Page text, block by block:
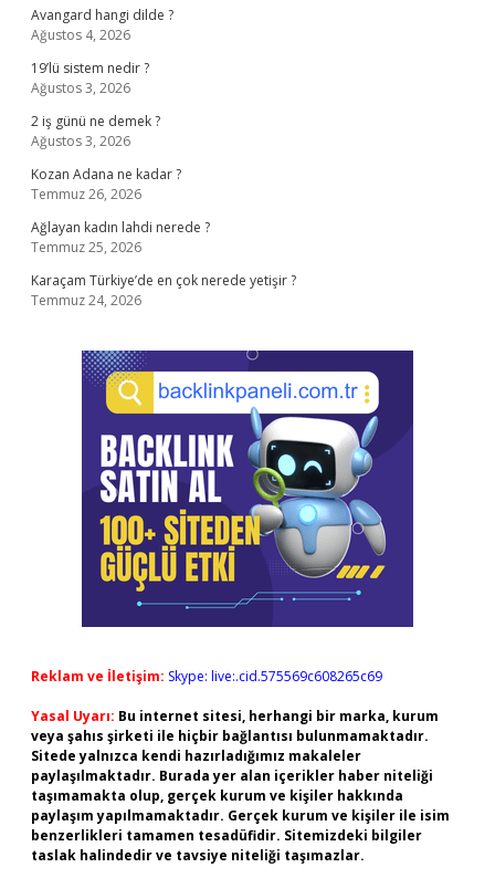
Avangard hangi dilde ?
Ağustos 4, 2026
19’lü sistem nedir ?
Ağustos 3, 2026
2 iş günü ne demek ?
Ağustos 3, 2026
Kozan Adana ne kadar ?
Temmuz 26, 2026
Ağlayan kadın lahdi nerede ?
Temmuz 25, 2026
Karaçam Türkiye’de en çok nerede yetişir ?
Temmuz 24, 2026
Reklam ve İletişim: Skype: live:.cid.575569c608265c69
Yasal Uyarı: Bu internet sitesi, herhangi bir marka, kurum
veya şahıs şirketi ile hiçbir bağlantısı bulunmamaktadır.
Sitede yalnızca kendi hazırladığımız makaleler
paylaşılmaktadır. Burada yer alan içerikler haber niteliği
taşımamakta olup, gerçek kurum ve kişiler hakkında
paylaşım yapılmamaktadır. Gerçek kurum ve kişiler ile isim
benzerlikleri tamamen tesadüfidir. Sitemizdeki bilgiler
taslak halindedir ve tavsiye niteliği taşımazlar.